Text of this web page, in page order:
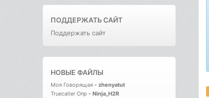
ПОДДЕРЖАТЬ САЙТ
Поддержать сайт
НОВЫЕ ФАЙЛЫ
Моя Говорящая - zhenyatut
Truecaller Опр - Ninja_H2R